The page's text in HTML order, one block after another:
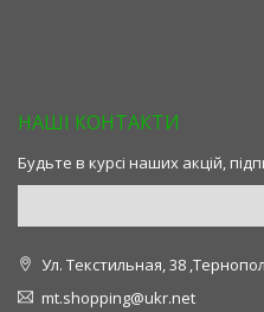
НАШІ КОНТАКТИ
Будьте в курсі наших акцій,
Ул. Текстильная, 38
mt.shopping@ukr.net